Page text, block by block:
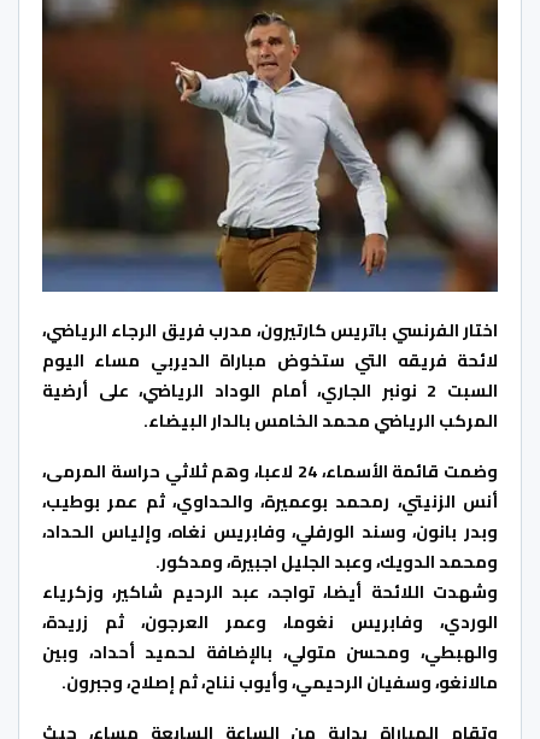
اختار الفرنسي باتريس كارتيرون، مدرب فريق الرجاء الرياضي،
لائحة فريقه التي ستخوض مباراة الديربي مساء اليوم
السبت 2 نونبر الجاري، أمام الوداد الرياضي، على أرضية
المركب الرياضي محمد الخامس بالدار البيضاء.
وضمت قائمة الأسماء، 24 لاعبا، وهم ثلاثي حراسة المرمى،
أنس الزنيتي، رمحمد بوعميرة، والحداوي، ثم عمر بوطيب،
وبدر بانون، وسند الورفلي، وفابريس نغاه، وإلياس الحداد،
ومحمد الدويك، وعبد الجليل اجبيرة، ومدكور.
وشهدت اللائحة أيضا، تواجد، عبد الرحيم شاكير، وزكرياء
الوردي، وفابريس نغوما، وعمر العرجون، ثم زريدة،
والهبطي، ومحسن متولي، بالإضافة لحميد أحداد، وبين
مالانغو، وسفيان الرحيمي، وأيوب نناح، ثم إصلاح، وجبرون.